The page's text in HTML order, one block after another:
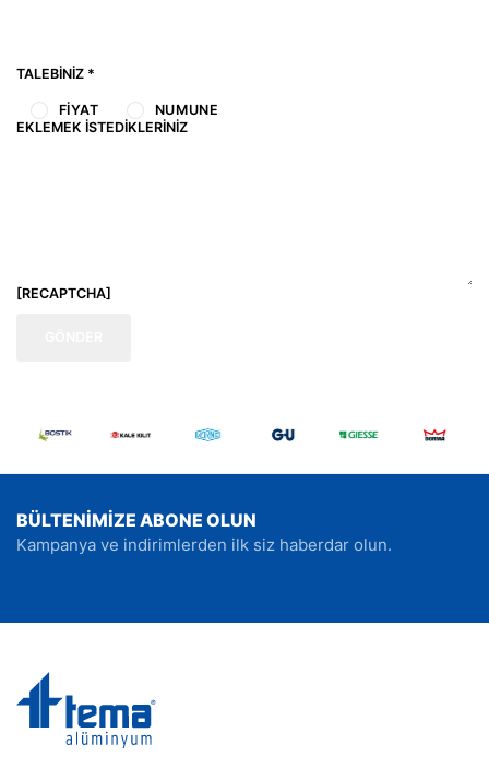
TALEBINIZ *
FIYAT
NUMUNE
EKLEMEK İSTEDIKLERINIZ
[RECAPTCHA]
BÜLTENİMİZE ABONE OLUN
Kampanya ve indirimlerden ilk siz haberdar olun.